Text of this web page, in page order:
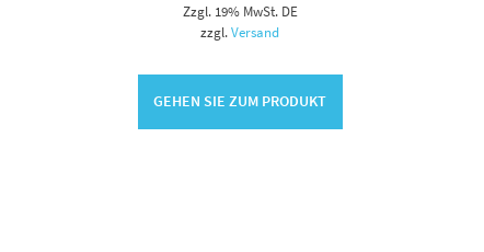
Zzgl. 19% MwSt. DE
zzgl.Versand
GEHEN SIE ZUM PRODUKT